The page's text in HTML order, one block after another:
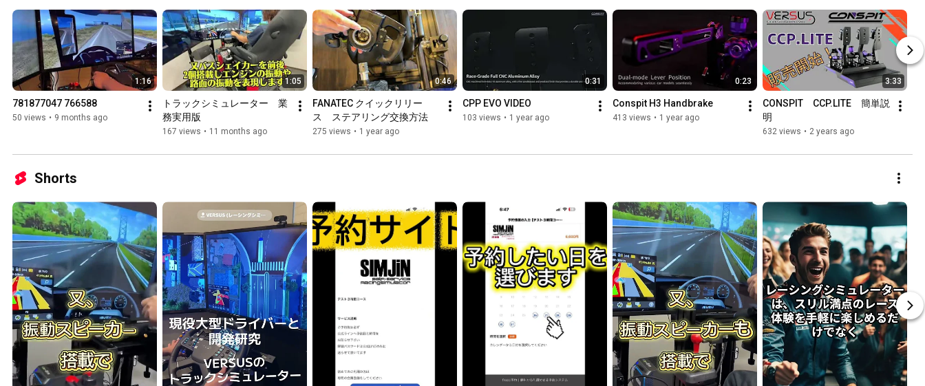
1:16
781877047 766588
50 views • 9 months ago
1:05
トラックシミュレーター　業
務実用版
167 views • 11 months ago
0:46
FANATEC クイックリリー
ス　ステアリング交換方法
275 views • 1 year ago
0:31
CPP EVO VIDEO
103 views • 1 year ago
0:23
Conspit H3 Handbrake
413 views • 1 year ago
3:33
CONSPIT　CCP.LITE　簡単説
明
632 views • 2 years ago
Shorts